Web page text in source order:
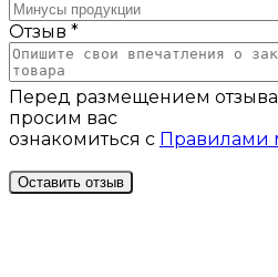
Отзыв *
Перед размещением
просим вас
ознакомиться с Правилами